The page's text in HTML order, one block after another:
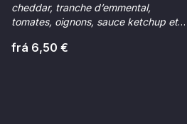
cheddar, tranche d’emmental,
tomates, oignons, sauce ketchup et
frá 6,50 €